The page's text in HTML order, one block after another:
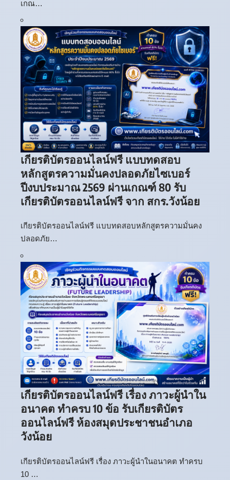
เกณ…
เกียรติบัตรออนไลน์ฟรี แบบทดสอบ
หลักสูตรความมั่นคงปลอดภัยไซเบอร์
ปีงบประมาณ 2569 ผ่านเกณฑ์ 80 รับ
เกียรติบัตรออนไลน์ฟรี จาก สกร.วังน้อย
เกียรติบัตรออนไลน์ฟรี แบบทดสอบหลักสูตรความมั่นคง
ปลอดภัย…
เกียรติบัตรออนไลน์ฟรี เรื่อง ภาวะผู้นำใน
อนาคต ทำครบ 10 ข้อ รับเกียรติบัตร
ออนไลน์ฟรี ห้องสมุดประชาชนอำเภอ
วังน้อย
เกียรติบัตรออนไลน์ฟรี เรื่อง ภาวะผู้นำในอนาคต ทำครบ
10 …